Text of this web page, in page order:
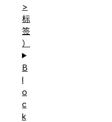
>
标
签
）
B
l
o
c
k